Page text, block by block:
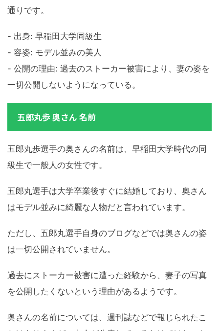
通りです。
- 出身: 早稲田大学同級生
- 容姿: モデル並みの美人
- 公開の理由: 過去のストーカー被害により、妻の姿を
一切公開しないようになっている。
五郎丸歩 奥さん 名前
五郎丸歩選手の奥さんの名前は、早稲田大学時代の同
級生で一般人の女性です。
五郎丸選手は大学卒業後すぐに結婚しており、奥さん
はモデル並みに綺麗な人物だと言われています。
ただし、五郎丸選手自身のブログなどでは奥さんの姿
は一切公開されていません。
過去にストーカー被害に遭った経験から、妻子の写真
を公開したくないという理由があるようです。
奥さんの名前については、週刊誌などで報じられたこ